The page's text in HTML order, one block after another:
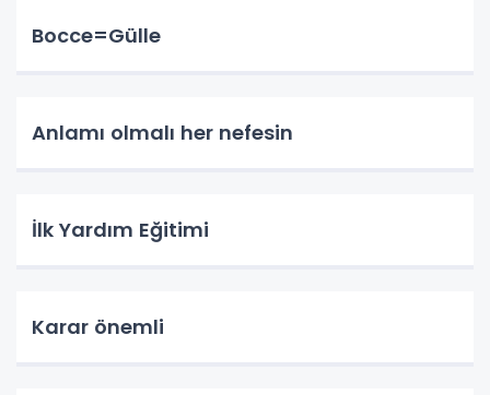
Bocce=Gülle
Anlamı olmalı her nefesin
İlk Yardım Eğitimi
Karar önemli